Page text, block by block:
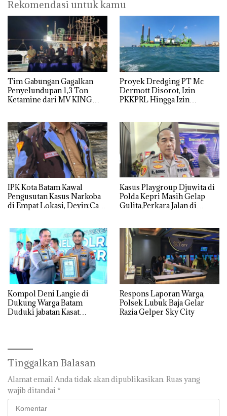
Rekomendasi untuk kamu
Tim Gabungan Gagalkan
Penyelundupan 1,3 Ton
Ketamine dari MV KING
Proyek Dredging PT Mc
Dermott Disorot, Izin
PKKPRL Hingga Izin
IPK Kota Batam Kawal
Pengusutan Kasus Narkoba
di Empat Lokasi, Devin:Cari
Kasus Playgroup Djuwita di
Polda Kepri Masih Gelap
Gulita,Perkara Jalan di
Kompol Deni Langie di
Dukung Warga Batam
Duduki jabatan Kasat
Respons Laporan Warga,
Polsek Lubuk Baja Gelar
Razia Gelper Sky City
Tinggalkan Balasan
Alamat email Anda tidak akan dipublikasikan. Ruas yang
wajib ditandai *